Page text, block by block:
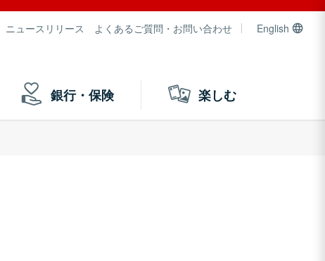
ニュースリリース よくあるご質問・お問い合わせ English
銀行・保険 楽しむ